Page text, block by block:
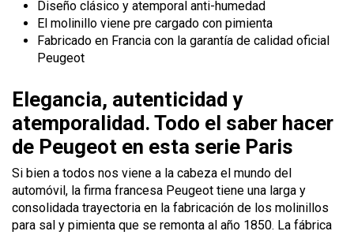
Diseño clásico y atemporal anti-humedad
El molinillo viene pre cargado con pimienta
Fabricado en Francia con la garantía de calidad oficial
Peugeot
Elegancia, autenticidad y
atemporalidad. Todo el saber hacer
de Peugeot en esta serie Paris
Si bien a todos nos viene a la cabeza el mundo del
automóvil, la firma francesa Peugeot tiene una larga y
consolidada trayectoria en la fabricación de los molinillos
para sal y pimienta que se remonta al año 1850. La fábrica